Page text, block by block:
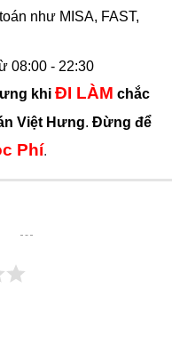
như MISA, FAST,
08:00 - 22:30
khi ĐI LÀM chắc
Việt Hưng. Đừng để
Phí.